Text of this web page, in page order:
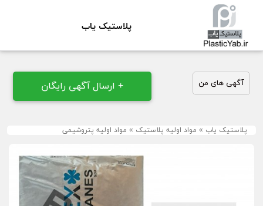
پلاستیک یاب
آگهی های من + ارسال آگهی رایگان
پلاستیک یاب » مواد اولیه پلاستیک » مواد اولیه پتروشیمی